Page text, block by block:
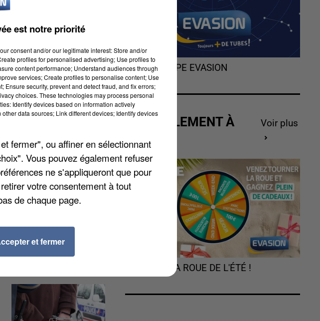
local anti poids-
du bassin de vie
et-Marne de ne pas
est déjà programmé
de le convaincre.
L'HOROSCOPE EVASION
ACTUELLEMENT À
Voir plus
TOURNEZ LA ROUE DE L'ÉTÉ !
est notre priorité
consent and/or our legitimate interest: Store and/or
profiles for personalised advertising; Use profiles to
content performance; Understand audiences through
services; Create profiles to personalise content; Use
security, prevent and detect fraud, and fix errors;
choices. These technologies may process personal
Identify devices based on information actively
data sources; Link different devices; Identify devices
fermer", ou affiner en sélectionnant
Vous pouvez également refuser
ne s'appliqueront que pour
votre consentement à tout
de chaque page.
et fermer